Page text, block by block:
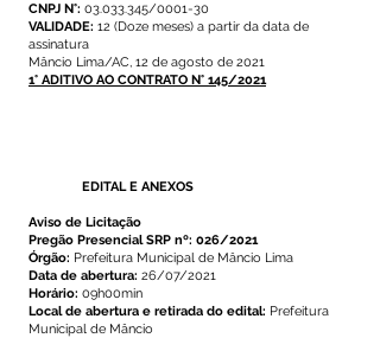
CNPJ N°: 03.033.345/0001-30
VALIDADE: 12 (Doze meses) a partir da data de
assinatura
Mâncio Lima/AC, 12 de agosto de 2021
1° ADITIVO AO CONTRATO N° 145/2021
EDITAL E ANEXOS
Aviso de Licitação
Pregão Presencial SRP nº: 026/2021
Órgão: Prefeitura Municipal de Mâncio Lima
Data de abertura: 26/07/2021
Horário: 09h00min
Local de abertura e retirada do edital: Prefeitura
Municipal de Mâncio